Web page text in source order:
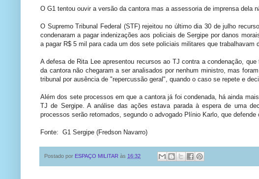
O G1 tentou ouvir a versão da cantora mas a assessoria de imprensa dela
O Supremo Tribunal Federal (STF) rejeitou no último dia 30 de julho
condenaram a pagar indenizações aos policiais de Sergipe por danos
a pagar R$ 5 mil para cada um dos sete policiais militares que trabalhavam
A defesa de Rita Lee apresentou recursos ao TJ contra a condenação,
da cantora não chegaram a ser analisados por nenhum ministro, mas
tribunal por ausência de "repercussão geral", quando o caso se repete e
Além dos sete processos em que a cantora já foi condenada, há ainda
TJ de Sergipe. A análise das ações estava parada à espera de uma
processos serão retomados, segundo o advogado Plínio Karlo, que defende
Fonte: G1 Sergipe (Fredson Navarro)
Postado por ESPAÇO MILITAR às 16:32